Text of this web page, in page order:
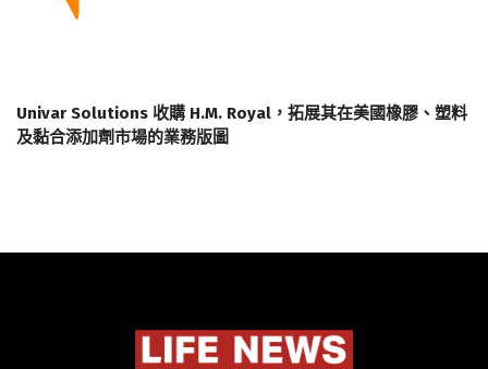
Univar Solutions 收購 H.M. Royal，拓展其在美國橡膠、塑料
及黏合添加劑市場的業務版圖